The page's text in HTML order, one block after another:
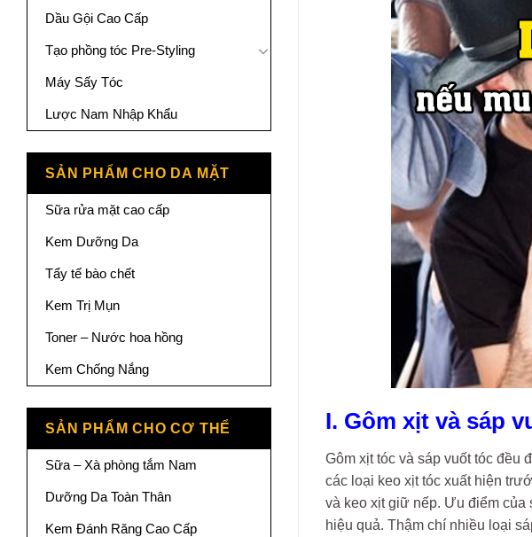
Dầu Gội Cao Cấp
Tạo phồng tóc Pre-Styling
Máy Sấy Tóc
Lược Nam Nhập Khẩu
SẢN PHẨM CHO DA MẶT
Sữa rửa mặt cao cấp
Kem Dưỡng Da
Tẩy tế bào chết
Kem Trị Mụn
Toner – Nước hoa hồng
Kem Chống Nắng
SẢN PHẨM CHO CƠ THỂ
Sữa – Xà phòng tắm Nam
Dưỡng Da Toàn Thân
Kem Đánh Răng Cao Cấp
I. Gôm xịt và sáp
Gôm xịt tóc và sáp vuốt tóc
các loại keo xịt tóc xuất hiện
và keo xịt giữ nếp. Ưu điểm của
hiệu quả. Thậm chí nhiều loại